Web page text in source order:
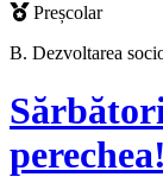
Preșcolar
B. Dezvoltarea